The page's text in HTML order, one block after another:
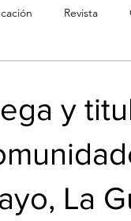
Revista
y
La